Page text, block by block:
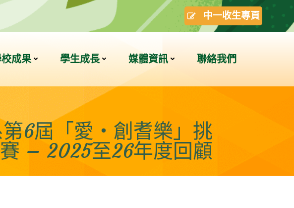
中一收生專頁
成果 學生成長 媒體資訊 聯絡我們
6屆「愛・創耆樂」挑
– 2025至26年度回顧